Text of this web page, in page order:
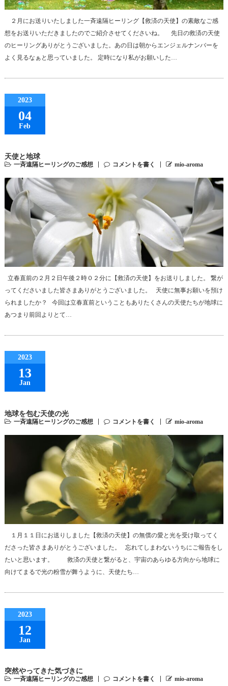
２月にお送りいたしました一斉遠隔ヒーリング【救済の天使】の素敵なご感
想をお送りいただきましたのでご紹介させてくださいね。 先日の救済の天使
のヒーリングありがとうございました。あの日は朝からエンジェルナンバーを
よく見るなぁと思っていました。 定時になり私がお願いした…
2023
04
Feb
天使と地球
一斉遠隔ヒーリングのご感想 コメントを書く mio-aroma
立春直前の２月２日午後２時０２分に【救済の天使】をお送りしました。 繋が
ってくださいました皆さまありがとうございました。 天使に無事お願いを預け
られましたか？ 今回は立春直前ということもありたくさんの天使たちが地球に
あつまり前回よりとて…
2023
13
Jan
地球を包む天使の光
一斉遠隔ヒーリングのご感想 コメントを書く mio-aroma
１月１１日にお送りしました【救済の天使】の無償の愛と光を受け取ってく
ださった皆さまありがとうございました。 忘れてしまわないうちにご報告をし
たいと思います。 救済の天使と繋がると、宇宙のあらゆる方向から地球に
向けてまるで光の粉雪が舞うように、天使たち…
2023
12
Jan
突然やってきた気づきに
一斉遠隔ヒーリングのご感想 コメントを書く mio-aroma